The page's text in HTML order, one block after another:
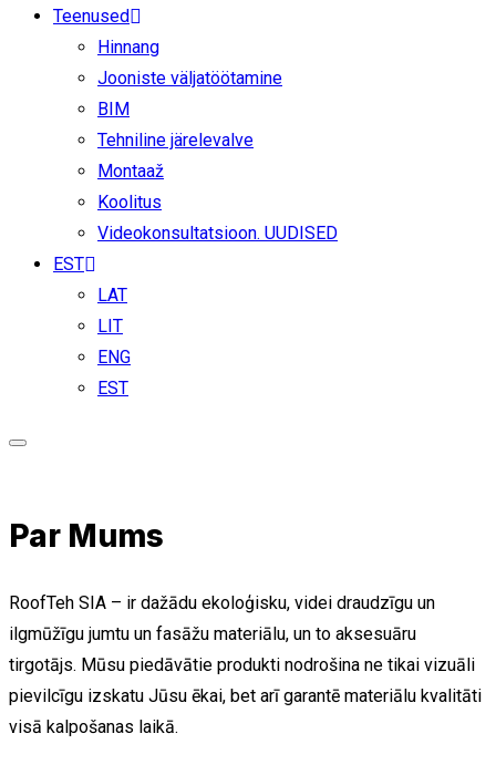
Teenused
Hinnang
Jooniste väljatöötamine
BIM
Tehniline järelevalve
Montaaž
Koolitus
Videokonsultatsioon. UUDISED
EST
LAT
LIT
ENG
EST
Par Mums
RoofTeh SIA – ir dažādu ekoloģisku, videi draudzīgu un
ilgmūžīgu jumtu un fasāžu materiālu, un to aksesuāru
tirgotājs. Mūsu piedāvātie produkti nodrošina ne tikai vizuāli
pievilcīgu izskatu Jūsu ēkai, bet arī garantē materiālu kvalitāti
visā kalpošanas laikā.